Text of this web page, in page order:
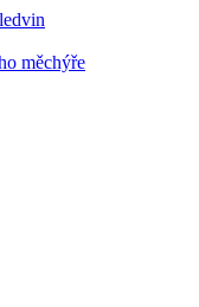
měchýře